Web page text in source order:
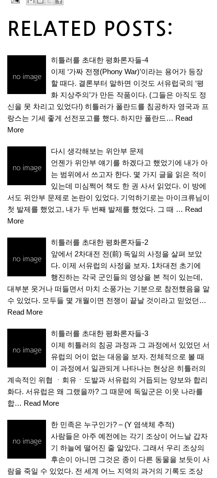
RELATED POSTS:
히틀러를 초대한 평화론자들-4
이제 ‘가짜 전쟁(Phony War)’이라는 용어가 등장
할 때다. 결론부터 말하면 이것도 서유럽국의 ‘평
화 지상주의’가 만든 작품이다. (그들은 아직도 정
신을 못 차리고 있었다!) 히틀러가 폴란드를 침공하자 영국과 프
랑스는 기세 좋게 선전포고를 했다. 하지만 폴란드… Read
More
다시 생각해보는 위안부 문제
언젠가 위안부 얘기를 하겠다고 했었기에 내가 아
는 범위에서 쓰고자 한다. 몇 가지 글을 읽은 적이
있는데 미심쩍어 책도 한 권 사서 읽었다. 이 방에
서도 위안부 문제로 논란이 있었다. 기억하기로는 마이크류님이
첫 발제를 했었고, 내가 두 번째 발제를 했었다. 그 때 … Read
More
히틀러를 초대한 평화론자들-2
앞에서 2차대전 전(前) 독일의 사정을 살펴 보았
다. 이제 서유럽의 사정을 보자. 1차대전 초기에
행진하는 각국 군인들의 영상을 본 적이 있는데,
대부분 웃거나 떠들면서 마치 소풍가는 기분으로 참전했음을 알
수 있었다. 모두들 몇 개월이면 전쟁이 끝날 것이라고 믿었던…
Read More
히틀러를 초대한 평화론자들-3
이제 히틀러의 침공 과정과 그 과정에서 있었던 서
유럽의 어이 없는 대응을 보자. 전체적으로 볼 때
이 과정에서 일관되게 나타나는 현상은 히틀러의
계속적인 위협 ㆍ회유ㆍ도발과 서유럽의 거듭되는 양보와 합리
화다. 서유럽은 왜 그랬을까? 그 때문에 독일군은 이웃 나라를
합… Read More
한 민족은 누구인가? – (Y 염색체 추적)
사람들은 아주 예전에는 각기 조상이 어느날 갑자
기 하늘에 떨어진 줄 알았다. 그래서 우리 조상의
후손이 아니면 그것은 종이 다른 동물을 보듯이 사
람을 죽일 수 있었다. 전 세계 어느 지역의 과거의 기록도 조상